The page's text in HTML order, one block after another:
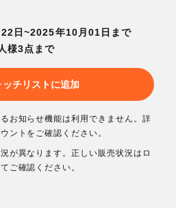
日~2025年10月01日まで
様3点まで
ッチリストに追加
お知らせ機能は利用できません。詳
ントをご確認ください。
が異なります。正しい販売状況はロ
ご確認ください。